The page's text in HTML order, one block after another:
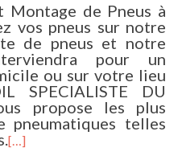
Montage de Pneus à
vos pneus sur notre
de pneus et notre
pour un
ou sur votre lieu
SPECIALISTE DU
propose les plus
pneumatiques telles
[…]